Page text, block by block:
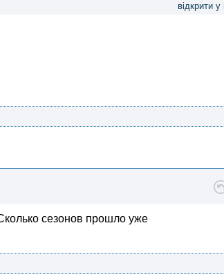
відкрити у
сезонов прошло уже